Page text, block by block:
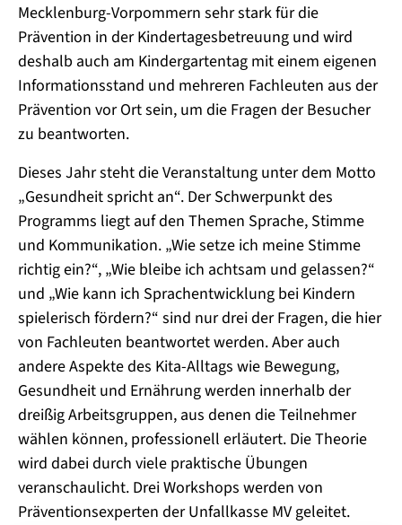
Mecklenburg-Vorpommern sehr stark für die
Prävention in der Kindertagesbetreuung und wird
deshalb auch am Kindergartentag mit einem eigenen
Informationsstand und mehreren Fachleuten aus der
Prävention vor Ort sein, um die Fragen der Besucher
zu beantworten.
Dieses Jahr steht die Veranstaltung unter dem Motto
„Gesundheit spricht an“. Der Schwerpunkt des
Programms liegt auf den Themen Sprache, Stimme
und Kommunikation. „Wie setze ich meine Stimme
richtig ein?“, „Wie bleibe ich achtsam und gelassen?“
und „Wie kann ich Sprachentwicklung bei Kindern
spielerisch fördern?“ sind nur drei der Fragen, die hier
von Fachleuten beantwortet werden. Aber auch
andere Aspekte des Kita-Alltags wie Bewegung,
Gesundheit und Ernährung werden innerhalb der
dreißig Arbeitsgruppen, aus denen die Teilnehmer
wählen können, professionell erläutert. Die Theorie
wird dabei durch viele praktische Übungen
veranschaulicht. Drei Workshops werden von
Präventionsexperten der Unfallkasse MV geleitet.